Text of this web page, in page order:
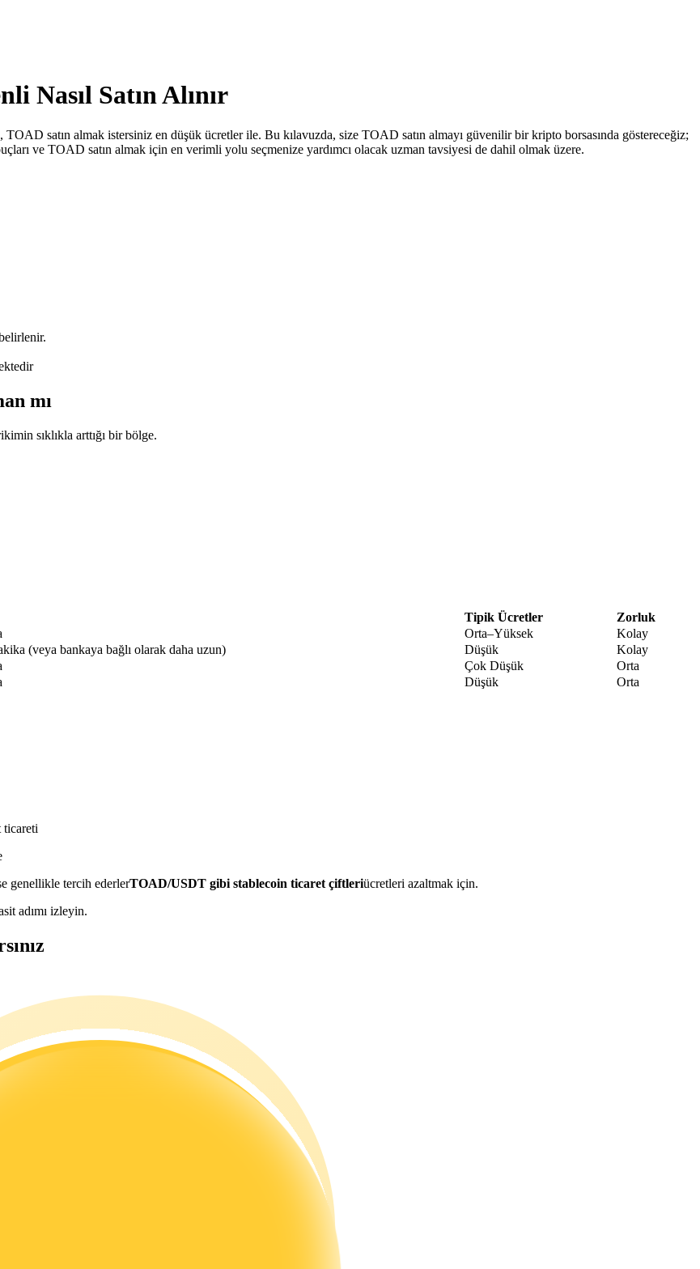
Nasıl Satın Alınır
satın almak istersiniz en düşük ücretler ile. Bu kılavuzda, size TOAD satın almayı güvenilir bir kripto borsasında göstereceğiz;
ve TOAD satın almak için en verimli yolu seçmenize yardımcı olacak uzman tavsiyesi de dahil olmak üzere.
mı
sıklıkla arttığı bir bölge.
Tipik Ücretler
Zorluk
Orta–Yüksek
Kolay
(veya bankaya bağlı olarak daha uzun) Düşük
Kolay
Çok Düşük
Orta
Düşük Orta
ticareti
genellikle tercih ederlerTOAD/USDT gibi stablecoin ticaret çiftleriücretleri azaltmak için.
adımı izleyin.